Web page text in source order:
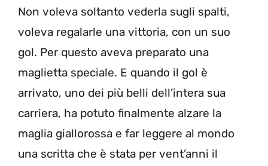
Non voleva soltanto vederla sugli spalti,
voleva regalarle una vittoria, con un suo
gol. Per questo aveva preparato una
maglietta speciale. E quando il gol è
arrivato, uno dei più belli dell’intera sua
carriera, ha potuto finalmente alzare la
maglia giallorossa e far leggere al mondo
una scritta che è stata per vent’anni il